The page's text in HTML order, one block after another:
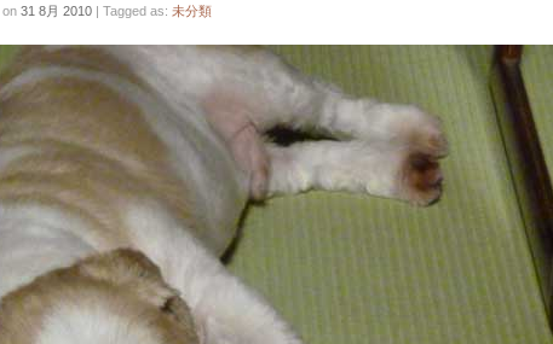
on 31 8月 2010 | Tagged as: 未分類